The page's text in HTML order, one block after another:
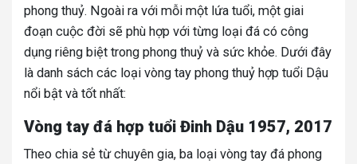
phong thuỷ. Ngoài ra với mỗi một lứa tuổi, một giai
đoạn cuộc đời sẽ phù hợp với từng loại đá có công
dụng riêng biệt trong phong thuỷ và sức khỏe. Dưới đây
là danh sách các loại vòng tay phong thuỷ hợp tuổi Dậu
nổi bật và tốt nhất:
Vòng tay đá hợp tuổi Đinh Dậu 1957, 2017
Theo chia sẻ từ chuyên gia, ba loại vòng tay đá phong